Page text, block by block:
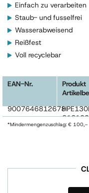
Einfach zu verarbeiten
Staub- und fusselfrei
Wasserabweisend
Reißfest
Voll recyclebar
EAN-Nr.
Produkt
9007646812678
*Mindermengenzuschlag: €